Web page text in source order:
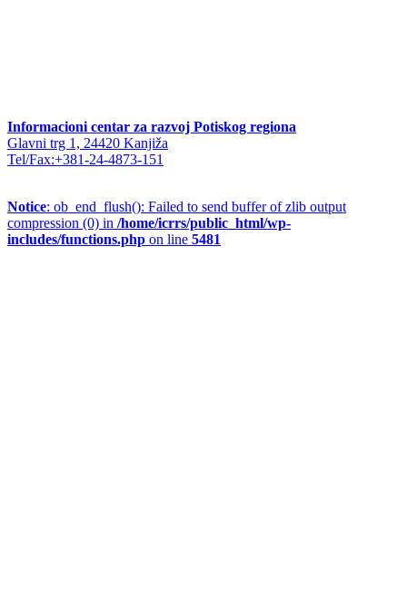
Informacioni centar za razvoj Potiskog regiona
Glavni trg 1, 24420 Kanjiža
Tel/Fax:+381-24-4873-151
Notice: ob_end_flush(): Failed to send buffer of zlib output
compression (0) in /home/icrrs/public_html/wp-
includes/functions.php on line 5481